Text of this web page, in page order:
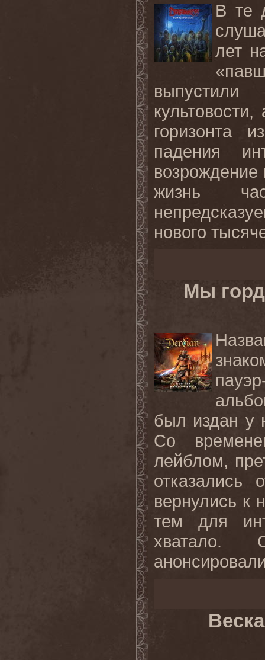
В те
лет
горизонта
падения
жизнь
нового
Мы
был издан у
Со
лейблом,
отказались
вернулись к
тем для
хватало.